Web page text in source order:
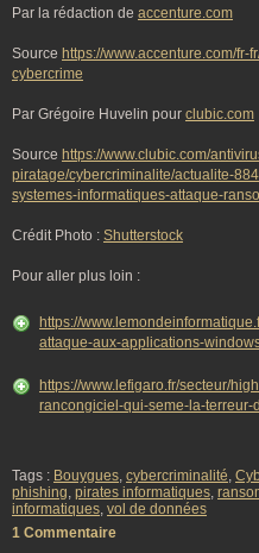
Par la rédaction de accenture.com
Source https://www.accenture.com/
cybercrime
Par Grégoire Huvelin pour clubic.com
Source https://www.clubic.com/
piratage/cybercriminalite/actualite-
systemes-informatiques-attaque-
Crédit Photo : Shutterstock
Pour aller plus loin :
https://
attaque-aux-applications-
https://www.lefigaro.fr/secteur/
rancongiciel-qui-seme-la-
Tags : Bouygues, cybercriminalité,
phishing, pirates informatiques,
informatiques, vol de données
1 Commentaire